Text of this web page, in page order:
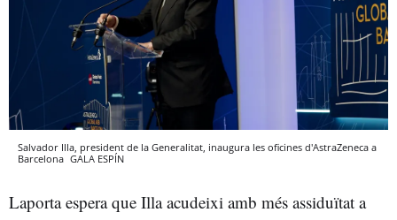
Salvador Illa, president de la Generalitat, inaugura les oficines d'AstraZeneca a
Barcelona GALA ESPÍN
Laporta espera que Illa acudeixi amb més assiduïtat a